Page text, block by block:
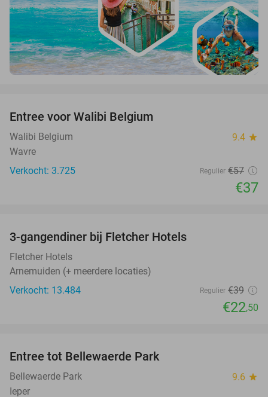
Entree voor Walibi Belgium
Walibi Belgium 9.4 star
Wavre
Verkocht: 3.725
Regulier €57
€37
3-gangendiner bij Fletcher Hotels
Fletcher Hotels
Arnemuiden (+ meerdere locaties)
Verkocht: 13.484
Regulier €39
€22,50
Entree tot Bellewaerde Park
Bellewaerde Park 9.6 star
Ieper